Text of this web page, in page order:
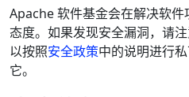
Apache 软件基金会在解决软
态度。如果发现安全漏洞，请
以按照安全政策中的说明进行
它。